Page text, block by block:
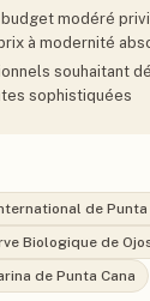
modéré
à modernité
souhaitant
sophistiquées
de Punta
Biologique de
de Punta Cana